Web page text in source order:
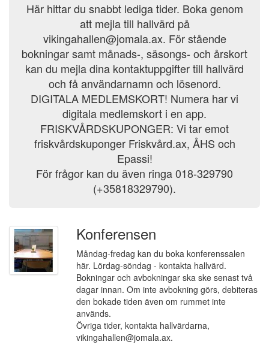
Här hittar du snabbt lediga tider. Boka genom
att mejla till hallvärd på
vikingahallen@jomala.ax. För stående
bokningar samt månads-, säsongs- och årskort
kan du mejla dina kontaktuppgifter till hallvärd
och få användarnamn och lösenord.
DIGITALA MEDLEMSKORT! Numera har vi
digitala medlemskort i en app.
FRISKVÅRDSKUPONGER: Vi tar emot
friskvårdskuponger Friskvård.ax, ÅHS och
Epassi!
För frågor kan du även ringa 018-329790
(+35818329790).
Konferensen
Måndag-fredag kan du boka konferenssalen
här. Lördag-söndag - kontakta hallvärd.
Bokningar och avbokningar ska ske senast två
dagar innan. Om inte avbokning görs, debiteras
den bokade tiden även om rummet inte
används.
Övriga tider, kontakta hallvärdarna,
vikingahallen@jomala.ax.